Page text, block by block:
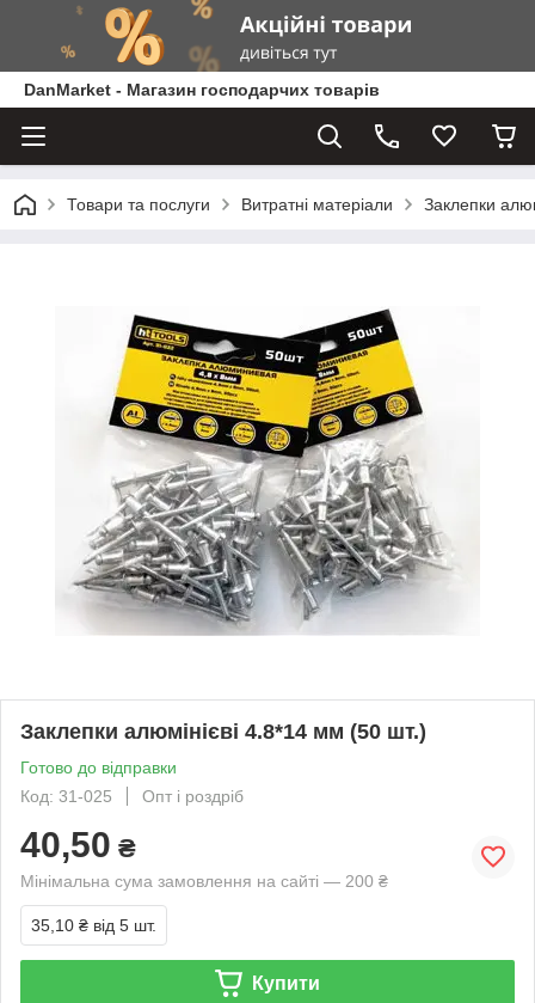
DanMarket - Магазин господарчих товарів
Товари та послуги Витратні матеріали Заклепки
Заклепки алюмінієві 4.8*14 мм (50 шт.)
Готово до відправки
Код: 31-025
Опт і роздріб
40,50 ₴
Мінімальна сума замовлення на сайті — 200 ₴
35,10 ₴ від 5 шт.
Купити